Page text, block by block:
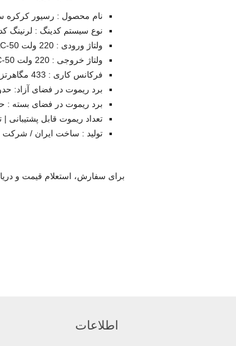
نام محصول : رسیور کرکره ساید ۹۹
نوع سیستم کدینگ : لرنینگ
ولتاژ ورودی : 220 ولت AC-50 هرتز
ولتاژ خروجی : 220 ولت AC-50 هرتز
فرکانس کاری : 433 مگاهرتز
برد ریموت در فضای آزاد: حدود 200
برد ریموت در فضای بسته : حدود
تعداد ریموت قابل پشتیبانی | تا 50
تولید : ساخت ایران / شرکت
برای سفارش، استعلام قیمت و
اطلاعات